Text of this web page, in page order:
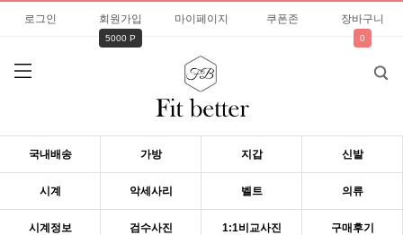
로그인 회원가입
5000 P
마이페이지 쿠폰존 장바구니
0
국내배송 가방 지갑 신발
시계 악세사리 벨트 의류
시계정보 검수사진 1:1비교사진 구매후기